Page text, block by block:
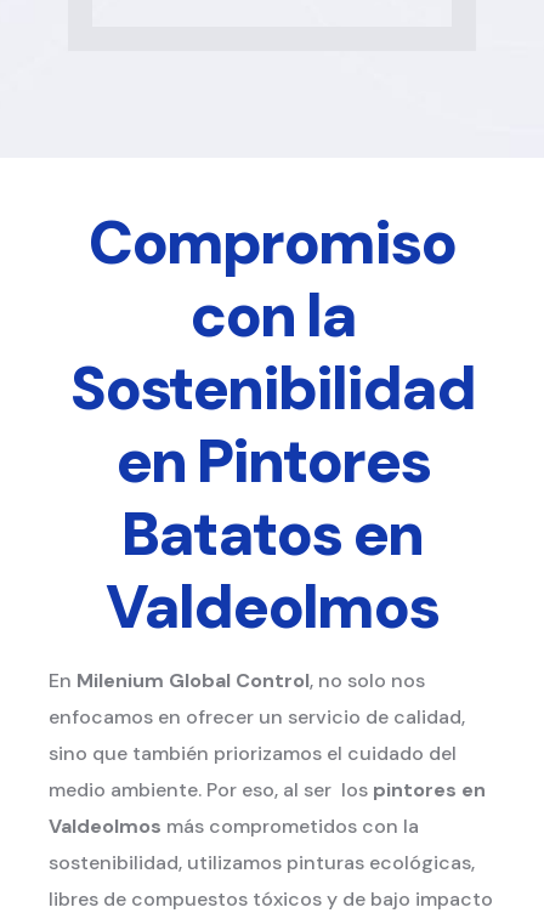
Compromiso
con la
Sostenibilidad
en Pintores
Batatos en
Valdeolmos
En Milenium Global Control, no solo nos
enfocamos en ofrecer un servicio de calidad,
sino que también priorizamos el cuidado del
medio ambiente. Por eso, al ser los pintores en
Valdeolmos más comprometidos con la
sostenibilidad, utilizamos pinturas ecológicas,
libres de compuestos tóxicos y de bajo impacto